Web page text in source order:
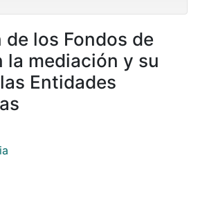
los Fondos de
la mediación y su
Entidades